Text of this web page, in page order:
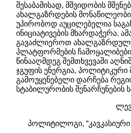
შესაბამისად, მშვიდობის
ახალგაზრდების
უპირობოდ აუცილებელია
ინიციატივების მხარდაჭერა.
გავაძლიეროთ
პლატფორმების
წინააღმდეგ შემთხვევაში
ჯგუფის ენერგია, პოლიტიკური
გამოუყენებელი დარჩება
სტაბილურობის შენარჩუნების
პოლიტილოგი, “კავკასიური